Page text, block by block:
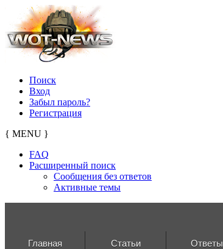
Поиск
Вход
Забыл пароль?
Регистрация
{ MENU }
FAQ
Расширенный поиск
Сообщения без ответов
Активные темы
Главная Статьи Ответы